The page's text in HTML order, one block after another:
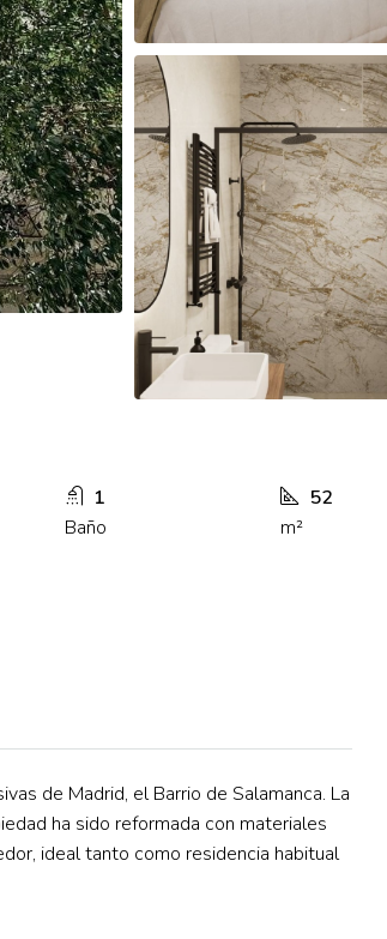
1
Baño
52
m²
de Madrid, el Barrio de Salamanca. La
ha sido reformada con materiales
ideal tanto como residencia habitual